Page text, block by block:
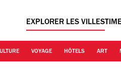
EXPLORER LES VILLES
VOYAGE HÔTELS ART